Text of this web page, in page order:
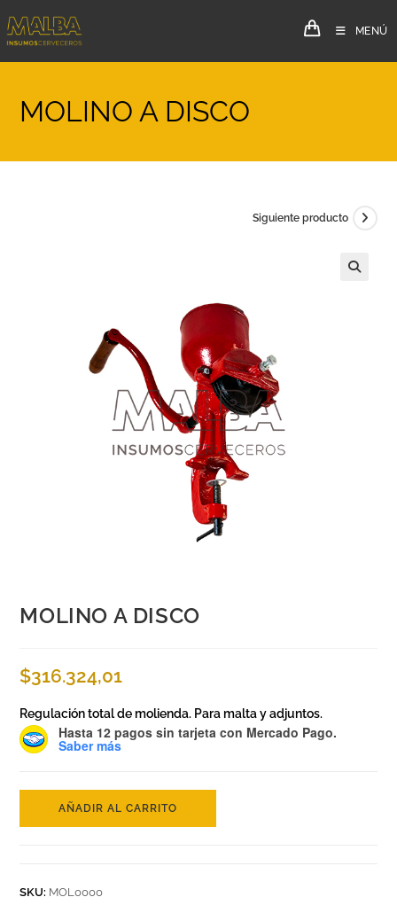
MENÚ
MOLINO A DISCO
Siguiente producto
MOLINO A DISCO
$316.324,01
Regulación total de molienda. Para malta y adjuntos.
Hasta 12 pagos sin tarjeta con Mercado Pago.
Saber más
AÑADIR AL CARRITO
SKU: MOL0000